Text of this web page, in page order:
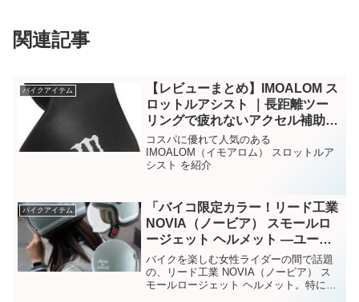
関連記事
バイクアイテム
【レビューまとめ】IMOALOM ス
ロットルアシスト ｜長距離ツー
リングで疲れないアクセル補助ア
イテム
コスパに優れて人気のある
IMOALOM（イモアロム） スロットルア
シスト を紹介
バイクアイテム
「バイコ限定カラー！リード工業
NOVIA（ノービア） スモールロ
ージェット ヘルメット —ユーザ
ーの声まとめ」
バイクを楽しむ女性ライダーの間で話題
の、リード工業 NOVIA（ノービア） ス
モールロージェット ヘルメット。特にバ